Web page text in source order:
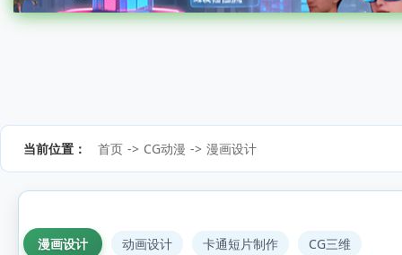
当前位置： 首页 -> CG动漫 -> 漫画设计
漫画设计 动画设计 卡通短片制作 CG三维